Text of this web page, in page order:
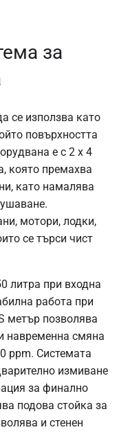
за
се използва като
повърхността
е с 2 x 4
която премахва
като намалява
мотори, лодки,
се търси чист
литра при входна
работа при
метър позволява
навременна смяна
ppm. Системата
измиване
за финално
подова стойка за
и стенен